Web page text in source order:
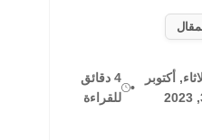
أكتوبر
•
4 دقائق
للقراءة